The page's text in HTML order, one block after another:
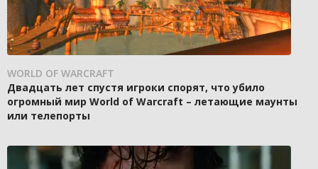
WORLD OF WARCRAFT
Двадцать лет спустя игроки спорят, что убило
огромный мир World of Warcraft – летающие маунты
или телепорты